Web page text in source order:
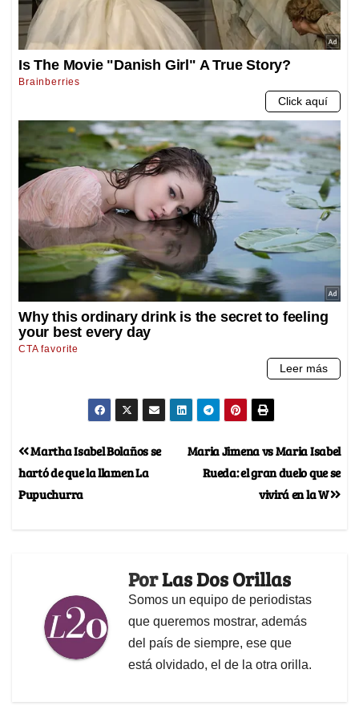
Maria Jimena vs Maria Isabel
Rueda: el gran duelo que se
vivirá en la W
Martha Isabel Bolaños se
hartó de que la llamen La
Pupuchurra
PorLas Dos Orillas
Somos un equipo de periodistas
que queremos mostrar, además
del país de siempre, ese que
está olvidado, el de la otra orilla.